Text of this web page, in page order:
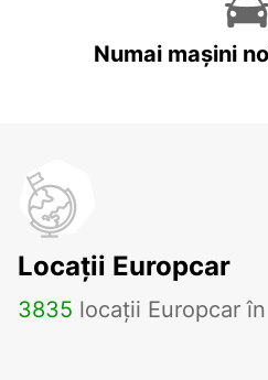
Numai mașini
Locații Europcar
3835 locații Europcar